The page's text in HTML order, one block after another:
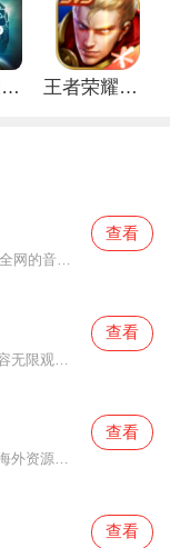
从细胞到奇点手游 王者荣耀无限点券解锁版
网易云音乐2024免费版是一款火热全网的音乐播放软件，该软件中提供了很多热门音乐资源，有很多明星的音乐版权这当中也都是有提供的，大家都可以尽情来享受自己喜欢的音乐，而且还多种不同的音质任由大家选择，随时随地都可以享受好听的音乐，还会为你们推荐感兴趣的音乐哦，
查看
查看
人人视频最新版是一款拥有超全面海外资源的影视软件，在这款人人视频最新版中拥有很多小伙伴们都想要观看的美剧、韩剧、港剧等应有尽有，而且这些资源都是不需要花钱就能免费看的，用户们在体验的时候都是可以放心的，资源超全面，还没有广告的干扰哦，随时都可以来一起体
查看
查看